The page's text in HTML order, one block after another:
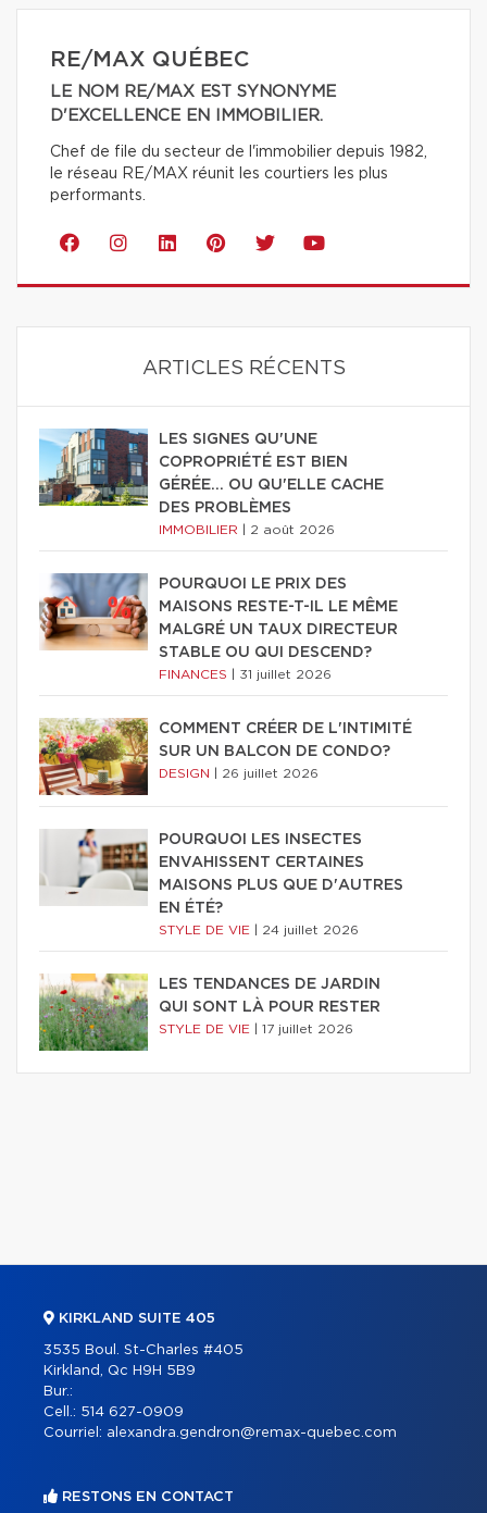
RE/MAX QUÉBEC
LE NOM RE/MAX EST SYNONYME
D'EXCELLENCE EN IMMOBILIER.
Chef de file du secteur de l'immobilier depuis 1982,
le réseau RE/MAX réunit les courtiers les plus
performants.
ARTICLES RÉCENTS
LES SIGNES QU'UNE
COPROPRIÉTÉ EST BIEN
GÉRÉE… OU QU'ELLE CACHE
DES PROBLÈMES
IMMOBILIER 2 août 2026
POURQUOI LE PRIX DES
MAISONS RESTE-T-IL LE MÊME
MALGRÉ UN TAUX DIRECTEUR
STABLE OU QUI DESCEND?
FINANCES 31 juillet 2026
COMMENT CRÉER DE L'INTIMITÉ
SUR UN BALCON DE CONDO?
DESIGN 26 juillet 2026
POURQUOI LES INSECTES
ENVAHISSENT CERTAINES
MAISONS PLUS QUE D'AUTRES
EN ÉTÉ?
STYLE DE VIE 24 juillet 2026
LES TENDANCES DE JARDIN
QUI SONT LÀ POUR RESTER
STYLE DE VIE 17 juillet 2026
KIRKLAND SUITE 405
3535 Boul. St-Charles #405
Kirkland, Qc H9H 5B9
Bur.:
Cell.: 514 627-0909
Courriel: alexandra.gendron@remax-quebec.com
RESTONS EN CONTACT